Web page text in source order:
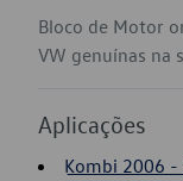
Bloco de Motor
VW genuínas na
Aplicações
Kombi 2006 -